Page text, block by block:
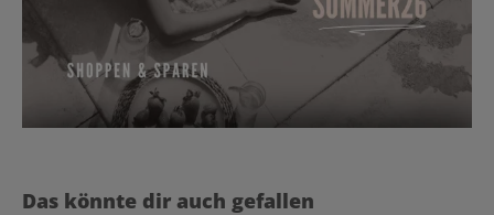
Produktgalerie überspringen
Das könnte dir auch gefallen